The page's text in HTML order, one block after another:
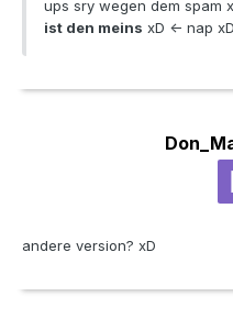
ups sry wegen dem spam
ist den meins xD <- nap xD
andere version? xD